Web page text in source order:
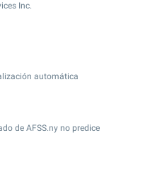
Inc.
automática
de AFSS.ny no predice